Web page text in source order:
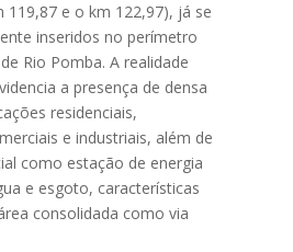
119,87 e o km 122,97), já se
inseridos no perímetro
Rio Pomba. A realidade
a presença de densa
residenciais,
e industriais, além de
como estação de energia
e esgoto, características
consolidada como via